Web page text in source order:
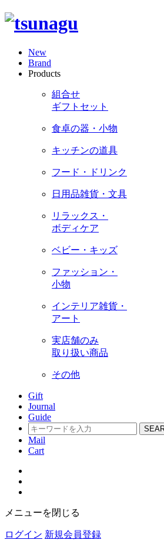
New
Brand
Products
組合せ
ギフトセット
食卓の器・小物
キッチンの道具
フード・ドリンク
日用品雑貨・文具
リラックス・
ボディケア
ベビー・キッズ
ファッション・
小物
インテリア雑貨・
アート
実店舗のみ
取り扱い商品
その他
Gift
Journal
Guide
Mail
Cart
メニューを閉じる
ログイン 新規会員登録